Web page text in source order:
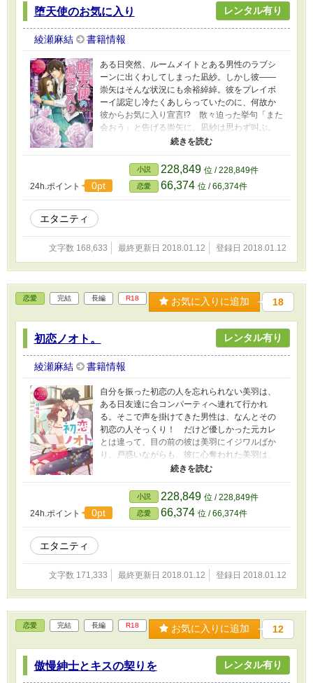
堕天使のお気に入り レンタル有り
綾瀬麻結 書籍情報
ある日突然、ルームメイトとある男性のラブシ
ーンに出くわしてしまった凪紗。しかし彼――
崇矢はそんな状況にも余裕綽綽。彼をプレイボ
ーイ認定し冷たくあしらっていたのに、何故か
彼からお気に入り宣言!? 散々迫った挙句「また
会おう」と告げる崇矢に、凪紗は思わず叫ぶ。
「絶対会わない」「万が一会うようなことがあ
も知らずに……天使のごとく周りを魅了し、悪
魔のごとく誘惑をしかける「堕天使」な彼と
の、甘く危険なラブストーリー！
24h.ポイント 0pt
小説 228,849 位 / 228,849件
恋愛 66,374 位 / 66,374件
エタニティ
文字数 168,633 最終更新日 2018.01.12 登録日 2018.01.12
恋愛 完結 長編 R18 お気に入りに追加 18
初恋ノオト。 レンタル有り
綾瀬麻結 書籍情報
自分を振った初恋の人を忘れられない美羽は、
ある日友達に合コンパーティへ連れて行かれ
る。そこで声を掛けてきた男性は、なんとその
初恋の人そっくり！ だけど優しかった元カレ
とは違って、目の前の彼は美羽にイジワルばか
り。戸惑いながらも、彼に心奪われた美羽は、
誘われるまま一夜を共にする。それっきりかと
って……。 こんなに似ているのに、彼は本当に
初恋の人じゃないの――？ 二度目の恋(？)に胸
ときめかせるＯＬの情熱ラブストーリー！
24h.ポイント 0pt
小説 228,849 位 / 228,849件
恋愛 66,374 位 / 66,374件
エタニティ
文字数 171,333 最終更新日 2018.01.12 登録日 2018.01.12
恋愛 完結 長編 R18 お気に入りに追加 12
傲慢紳士とキスの契りを レンタル有り